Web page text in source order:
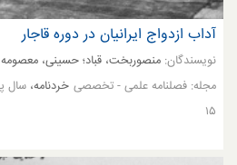
آداب ازدواج ایرانیان در دوره قاجار
نویسندگان: منصوربخت، قباد؛ حسینی، معصومه
مجله: فصلنامه علمی - تخصصی خردنامه،
۱۵